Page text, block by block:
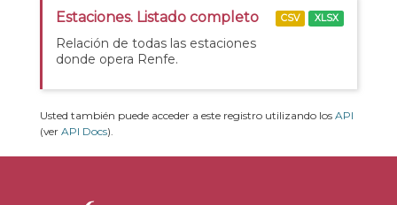
Estaciones. Listado completo
Relación de todas las estaciones
donde opera Renfe.
CSV XLSX
Usted también puede acceder a este registro utilizando los API
(ver API Docs).